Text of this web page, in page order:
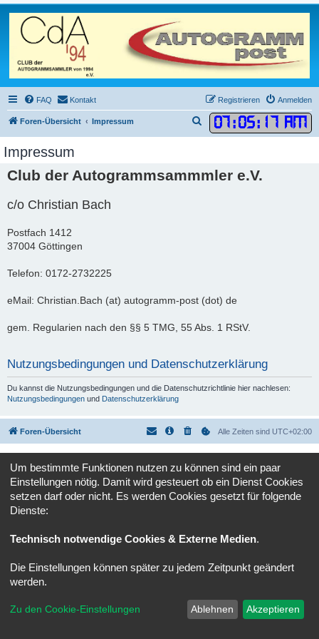
FAQ Kontakt Anmelden
Registrieren
Foren-Übersicht Impressum 07:05: 17 AM
u
h
Impressum
Club der Autogrammsammmler e.V.
c/o Christian Bach
Postfach 1412
37004 Göttingen
Telefon: 0172-2732225
eMail: Christian.Bach (at) autogramm-post (dot) de
gem. Regularien nach den §§ 5 TMG, 55 Abs. 1 RStV.
Nutzungsbedingungen und Datenschutzerklärung
Du kannst die Nutzungsbedingungen und die Datenschutzrichtlinie hier nachlesen:
Nutzungsbedingungen und Datenschutzerklärung
Foren-Übersicht Alle Zeiten sind UTC+02:00
Deutsche Übersetzung durchphpBB.de
Datenschutz|Nutzungsbedingungen
Um bestimmte Funktionen nutzen zu können sind ein paar
Einstellungen nötig. Damit wird gesteuert ob ein Dienst Cookies
setzen darf oder nicht. Es werden Cookies gesetzt für folgende
Dienste:
Technisch notwendige Cookies & Externe Medien.
Die Einstellungen können später zu jedem Zeitpunkt geändert
werden.
Zu den Cookie-Einstellungen Ablehnen Akzeptieren